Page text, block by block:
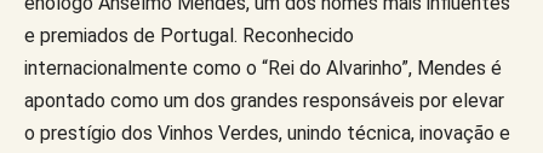
e premiados de Portugal. Reconhecido
internacionalmente como o “Rei do Alvarinho”, Mendes é
apontado como um dos grandes responsáveis por elevar
o prestígio dos Vinhos Verdes, unindo técnica, inovação e